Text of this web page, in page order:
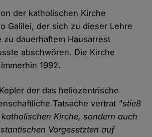
der katholischen Kirche
Galilei, der sich zu dieser Lehre
zu dauerhaftem Hausarrest
abschwören. Die Kirche
1992.
der das heliozentrische
Tatsache vertrat "stieß
Kirche, sondern auch
Vorgesetzten auf